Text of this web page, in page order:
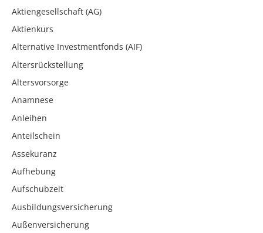
Aktiengesellschaft (AG)
Aktienkurs
Alternative Investmentfonds (AIF)
Altersrückstellung
Altersvorsorge
Anamnese
Anleihen
Anteilschein
Assekuranz
Aufhebung
Aufschubzeit
Ausbildungsversicherung
Außenversicherung